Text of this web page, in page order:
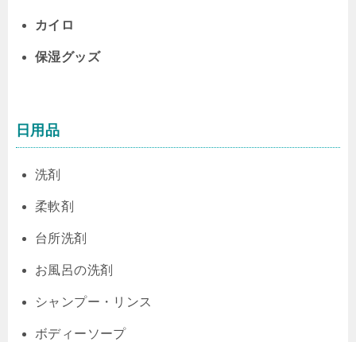
カイロ
保湿グッズ
日用品
洗剤
柔軟剤
台所洗剤
お風呂の洗剤
シャンプー・リンス
ボディーソープ